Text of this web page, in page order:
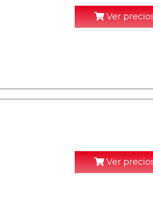
Ver
Ver